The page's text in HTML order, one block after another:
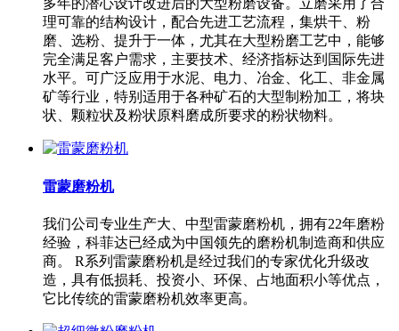
多年的潜心设计改进后的大型粉磨设备。立磨采用了合
理可靠的结构设计，配合先进工艺流程，集烘干、粉
磨、选粉、提升于一体，尤其在大型粉磨工艺中，能够
完全满足客户需求，主要技术、经济指标达到国际先进
水平。可广泛应用于水泥、电力、冶金、化工、非金属
矿等行业，特别适用于各种矿石的大型制粉加工，将块
状、颗粒状及粉状原料磨成所要求的粉状物料。
雷蒙磨粉机
我们公司专业生产大、中型雷蒙磨粉机，拥有22年磨粉
经验，科菲达已经成为中国领先的磨粉机制造商和供应
商。 R系列雷蒙磨粉机是经过我们的专家优化升级改
造，具有低损耗、投资小、环保、占地面积小等优点，
它比传统的雷蒙磨粉机效率更高。